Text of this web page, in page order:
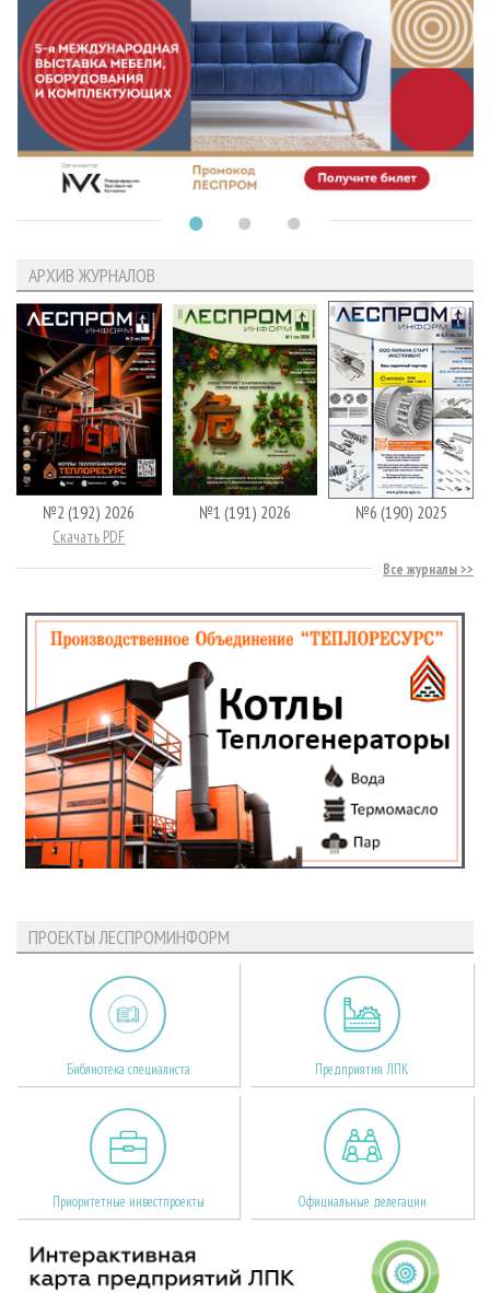
АРХИВ ЖУРНАЛОВ
№2 (192) 2026
Скачать PDF
№1 (191) 2026 №6 (190) 2025
Все журналы
ПРОЕКТЫ ЛЕСПРОМИНФОРМ
Библиотека специалиста Предприятия ЛПК
Приоритетные инвестпроекты Официальные делегации